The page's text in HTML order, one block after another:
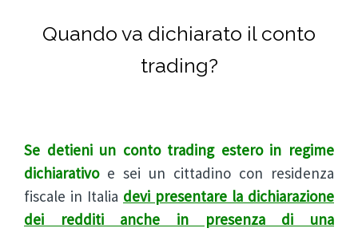
Quando va dichiarato il conto
trading?
Se detieni un conto trading estero in regime
dichiarativoe sei un cittadino con residenza
fiscale in Italia devi presentare la dichiarazione
dei redditi anche in presenza di una